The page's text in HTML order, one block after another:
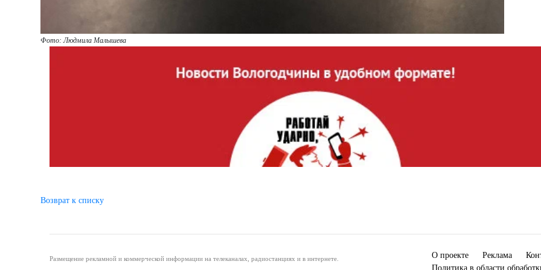
Фото: Людмила Малышева
Возврат к списку
Размещение рекламной и коммерческой информации на телеканалах, радиостанциях и в интернете. О проекте Реклама
Политика в области